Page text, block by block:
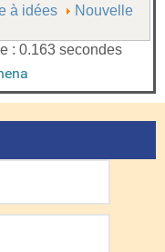
à idées
Nouvelle
: 0.163 secondes